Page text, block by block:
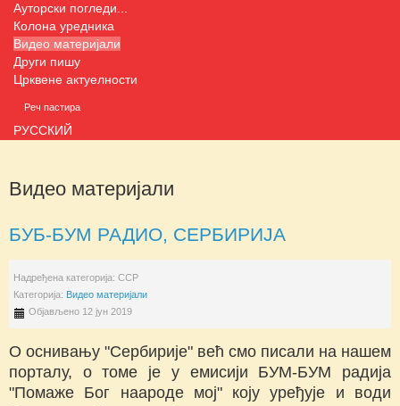
Ауторски погледи...
Колона уредника
Видео материјали
Други пишу
Црквене актуелности
Реч пастира
РУССКИЙ
Видео материјали
БУБ-БУМ РАДИО, СЕРБИРИЈА
Надређена категорија: ССР
Категорија: Видео материјали
Објављено 12 јун 2019
О оснивању "Сербирије" већ смо писали на нашем
порталу, о томе је у емисији БУМ-БУМ радија
"Помаже Бог наароде мој" коју уређује и води